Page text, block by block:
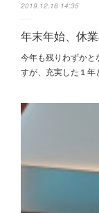
2019.12.18 14:35
年末年始、休
今年も残りわずか
すが、充実した１